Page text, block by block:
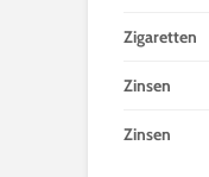
Zigaretten
Zinsen
Zinsen